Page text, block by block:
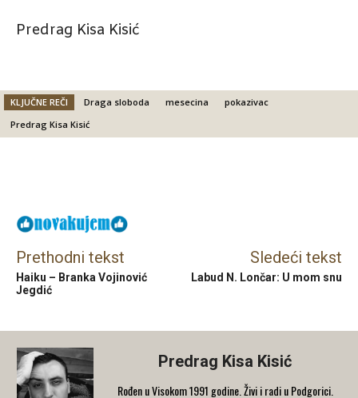
Predrag Kisa Kisić
KLJUČNE REČI Draga sloboda mesecina
pokazivac
Predrag Kisa Kisić
Prethodni tekst
Haiku – Branka Vojinović
Jegdić
Sledeći tekst
Labud N. Lončar: U mom snu
Predrag Kisa Kisić
Rođen u Visokom 1991 godine. Živi i radi u Podgorici.